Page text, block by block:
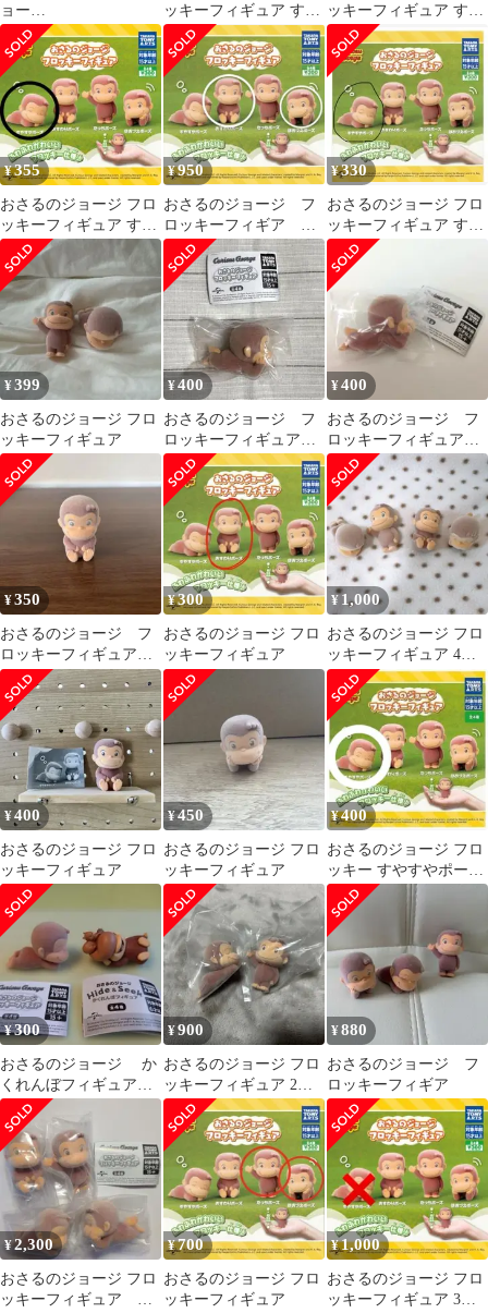
ョー
ジ！！！！！！！！！
！！！！！！！！！！
！！！！！！！！
ッキーフィギュア すや
すや ほおづえ 2種
ッキーフィギュア すや
すやポーズ
¥355
おさるのジョージ フロ
ッキーフィギュア すや
すやポーズ
¥950
おさるのジョージ フ
ロッキーフィギア ガ
チャガチャ
¥330
おさるのジョージ フロ
ッキーフィギュア すや
すやポーズ
¥399
おさるのジョージ フロ
ッキーフィギュア
¥400
おさるのジョージ フ
ロッキーフィギュア
ほおづえポーズ
¥400
おさるのジョージ フ
ロッキーフィギュア
ほおづえ
¥350
おさるのジョージ フ
ロッキーフィギュア
ガチャガチャ おすわ
りポーズ
¥300
おさるのジョージ フロ
ッキーフィギュア
¥ 1,000
おさるのジョージ フロ
ッキーフィギュア 4点
セット
¥400
おさるのジョージ フロ
ッキーフィギュア
¥450
おさるのジョージ フロ
ッキーフィギュア
¥400
おさるのジョージ フロ
ッキー すやすやポーズ
一体
¥300
おさるのジョージ か
くれんぼフィギュア
フロッキーフィギュ
ア ２種セット
¥900
おさるのジョージ フロ
ッキーフィギュア 2種
セット
¥880
おさるのジョージ フ
ロッキーフィギア
¥2,300
おさるのジョージ フロ
ッキーフィギュア 全
¥700
おさるのジョージ フロ
ッキーフィギュア
¥1,000
おさるのジョージ フロ
ッキーフィギュア 3種